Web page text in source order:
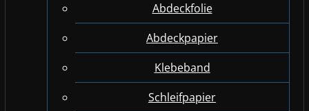
Abdeckfolie
Abdeckpapier
Klebeband
Schleifpapier